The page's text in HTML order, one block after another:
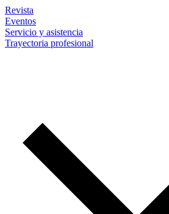
Revista
Eventos
Servicio y asistencia
Trayectoria profesional